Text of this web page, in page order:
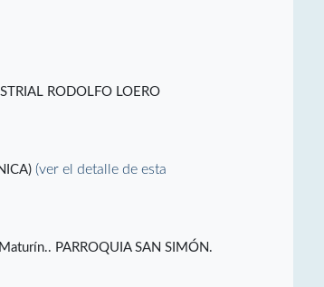
RODOLFO LOERO
(ver el detalle de esta
PARROQUIA SAN SIMÓN.